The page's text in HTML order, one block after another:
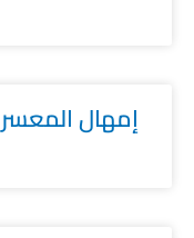
إمهال المعسر